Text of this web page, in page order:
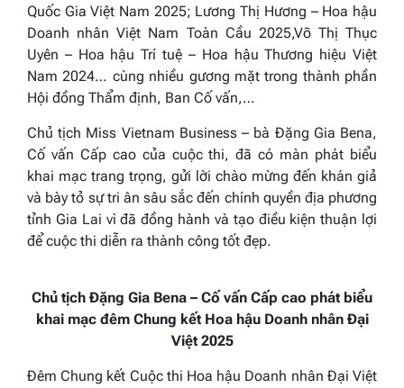
Quốc Gia Việt Nam 2025; Lương Thị Hương – Hoa hậu
Doanh nhân Việt Nam Toàn Cầu 2025,Võ Thị Thục
Uyên – Hoa hậu Trí tuệ – Hoa hậu Thương hiệu Việt
Nam 2024… cùng nhiều gương mặt trong thành phần
Hội đồng Thẩm định, Ban Cố vấn,…
Chủ tịch Miss Vietnam Business – bà Đặng Gia Bena,
Cố vấn Cấp cao của cuộc thi, đã có màn phát biểu
khai mạc trang trọng, gửi lời chào mừng đến khán giả
và bày tỏ sự tri ân sâu sắc đến chính quyền địa phương
tỉnh Gia Lai vì đã đồng hành và tạo điều kiện thuận lợi
để cuộc thi diễn ra thành công tốt đẹp.
Chủ tịch Đặng Gia Bena – Cố vấn Cấp cao phát biểu
khai mạc đêm Chung kết Hoa hậu Doanh nhân Đại
Việt 2025
Đêm Chung kết Cuộc thi Hoa hậu Doanh nhân Đại Việt